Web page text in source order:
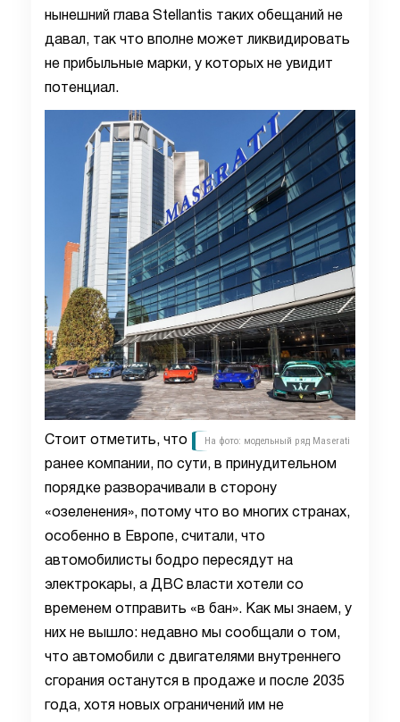
нынешний глава Stellantis таких обещаний не
давал, так что вполне может ликвидировать
не прибыльные марки, у которых не увидит
потенциал.
На фото: модельный ряд Maserati
Стоит отметить, что
ранее компании, по сути, в принудительном
порядке разворачивали в сторону
«озеленения», потому что во многих странах,
особенно в Европе, считали, что
автомобилисты бодро пересядут на
электрокары, а ДВС власти хотели со
временем отправить «в бан». Как мы знаем, у
них не вышло: недавно мы сообщали о том,
что автомобили с двигателями внутреннего
сгорания останутся в продаже и после 2035
года, хотя новых ограничений им не